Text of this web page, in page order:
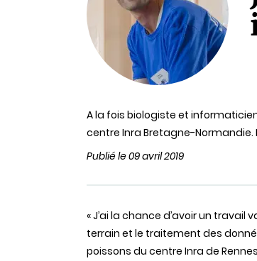
A la fois biologiste et
centre Inra Bretagne-
Publié le 09 avril 2019
« J’ai la chance d’avoir un
terrain et le traitement des
poissons du centre Inra de